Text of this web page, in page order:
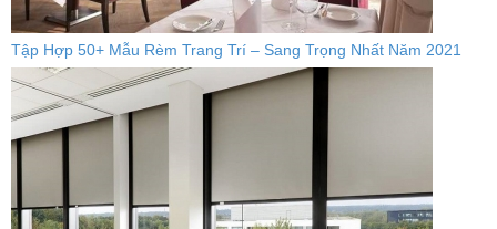
Tập Hợp 50+ Mẫu Rèm Trang Trí – Sang Trọng Nhất Năm 2021